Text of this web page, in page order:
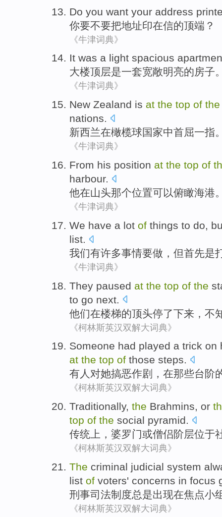
Do you want your address
你要不要把地址印在信的顶端 ？
《牛津词典》
It was a light spacious
大楼顶层是一套宽敞明亮的房子
《牛津词典》
New Zealand is at the top of the
nations.
新西兰在橄榄球国家中首屈一指
《牛津词典》
From his position at the top of
harbour.
他在山头那个位置可以俯瞰海港
《牛津词典》
We have a lot of things to do,
list.
我们有许多事情要做 ， 但首先是
《牛津词典》
They paused at the top of the
to go next
他们在楼梯的顶头停了下来 ，不
《柯林斯英汉双解大词典》
Someone had played a trick on
at the top of those steps.
有人 对她搞恶作剧 ， 在那些台阶
《柯林斯英汉双解大词典》
Traditionally, the Brahmins, or
top of the social pyramid.
传统上 ， 婆罗门或僧侣阶层位于
《柯林斯英汉双解大词典》
The criminal judicial system
list of voters' concerns in focus
刑事司法制度总是出现在焦点小
《柯林斯英汉双解大词典》